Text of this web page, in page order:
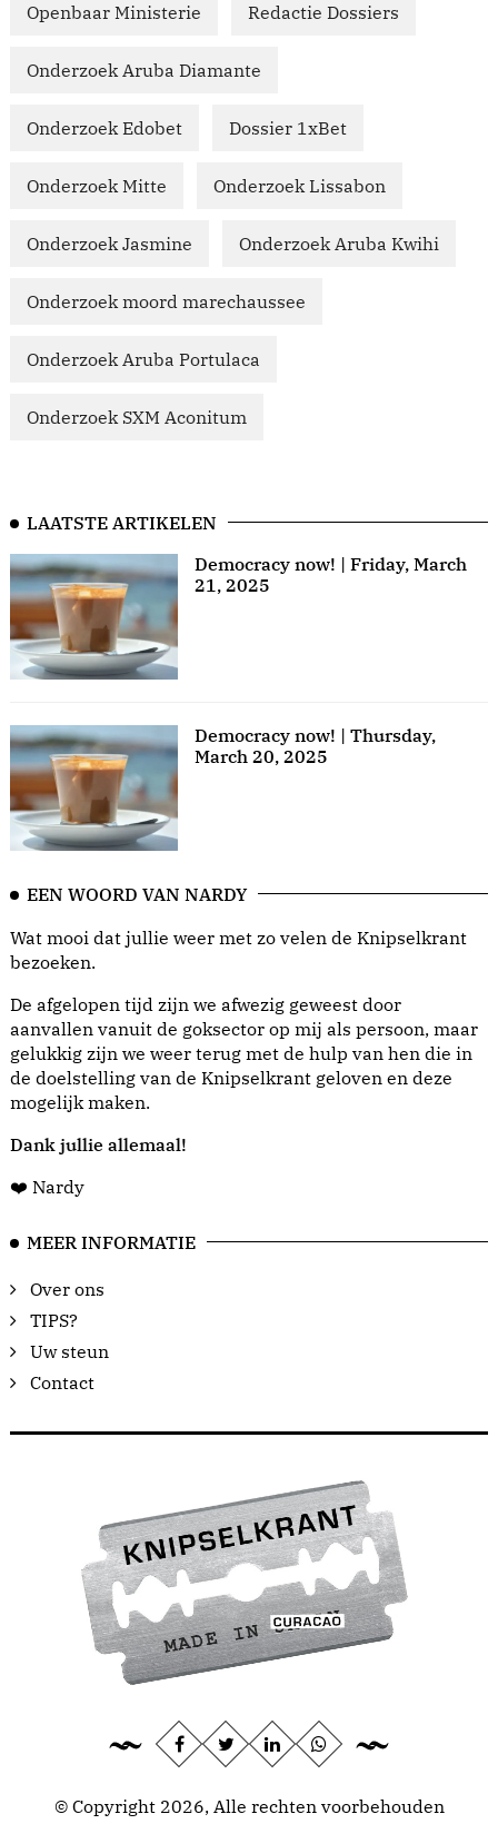
Openbaar Ministerie Redactie Dossiers
Onderzoek Aruba Diamante
Onderzoek Edobet Dossier 1xBet
Onderzoek Mitte Onderzoek Lissabon
Onderzoek Jasmine Onderzoek Aruba Kwihi
Onderzoek moord marechaussee
Onderzoek Aruba Portulaca
Onderzoek SXM Aconitum
LAATSTE ARTIKELEN
Democracy now! | Friday, March
21, 2025
Democracy now! | Thursday,
March 20, 2025
EEN WOORD VAN NARDY
Wat mooi dat jullie weer met zo velen de Knipselkrant
bezoeken.
De afgelopen tijd zijn we afwezig geweest door
aanvallen vanuit de goksector op mij als persoon, maar
gelukkig zijn we weer terug met de hulp van hen die in
de doelstelling van de Knipselkrant geloven en deze
mogelijk maken.
Dank jullie allemaal!
❤️ Nardy
MEER INFORMATIE
Over ons
TIPS?
Uw steun
Contact
© Copyright 2026, Alle rechten voorbehouden